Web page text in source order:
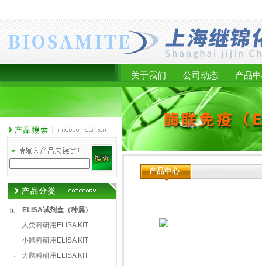
关于我们 公司动态 产品
ELISA试剂盒（种属）
·
人类科研用ELISA KIT
·
小鼠科研用ELISA KIT
·
大鼠科研用ELISA KIT
产品中心